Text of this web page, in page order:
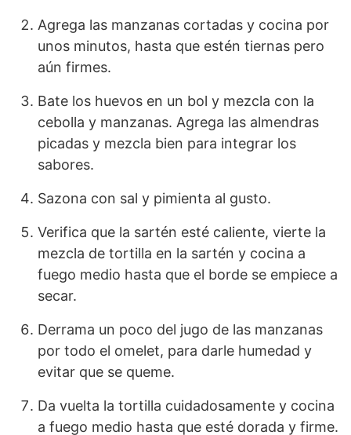
Agrega las manzanas cortadas y cocina por
unos minutos, hasta que estén tiernas pero
aún firmes.
Bate los huevos en un bol y mezcla con la
cebolla y manzanas. Agrega las almendras
picadas y mezcla bien para integrar los
sabores.
Sazona con sal y pimienta al gusto.
Verifica que la sartén esté caliente, vierte la
mezcla de tortilla en la sartén y cocina a
fuego medio hasta que el borde se empiece a
secar.
Derrama un poco del jugo de las manzanas
por todo el omelet, para darle humedad y
evitar que se queme.
Da vuelta la tortilla cuidadosamente y cocina
a fuego medio hasta que esté dorada y firme.